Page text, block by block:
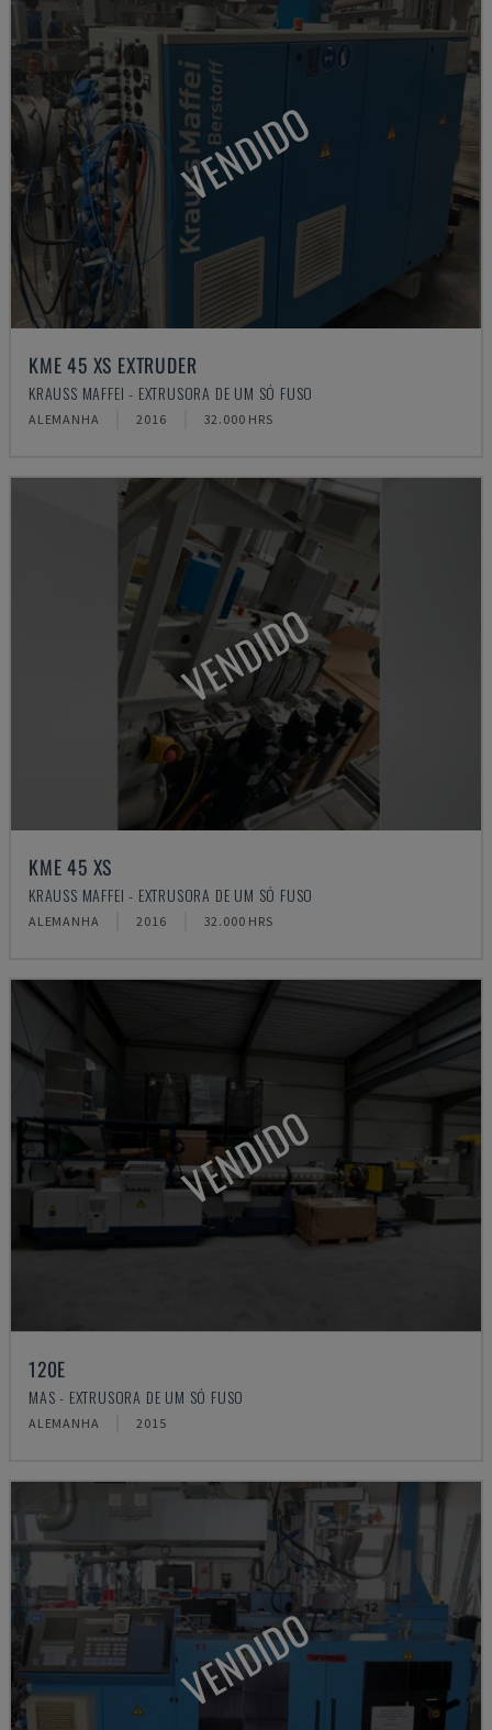
VENDIDO
KME 45 XS EXTRUDER
KRAUSS MAFFEI - EXTRUSORA DE UM SÓ FUSO
ALEMANHA 2016 32.000 HRS
VENDIDO
KME 45 XS
KRAUSS MAFFEI - EXTRUSORA DE UM SÓ FUSO
ALEMANHA 2016 32.000 HRS
VENDIDO
120E
MAS - EXTRUSORA DE UM SÓ FUSO
ALEMANHA 2015
VENDIDO